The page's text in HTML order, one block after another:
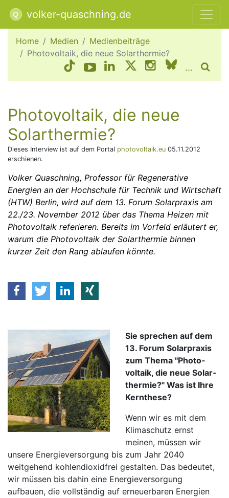
volker-quaschning.de
Home Medien
Medienbeiträge
Photovoltaik, die neue Solarthermie?
...
Photovoltaik, die neue
Solarthermie?
Dieses Inter­view ist auf dem Portal photovoltaik.eu 05.11.2012
erschienen.
Volker Quaschning, Professor für Regenerative
Energien an der Hochschule für Technik und Wirtschaft
(HTW) Berlin, wird auf dem 13. Forum Solarpraxis am
22./23. November 2012 über das Thema Heizen mit
Photovoltaik referieren. Bereits im Vorfeld erläutert er,
warum die Photovoltaik der Solarthermie binnen
kurzer Zeit den Rang ablaufen könnte.
Sie sprechen auf dem
13. Forum Solar­praxis
zum Thema "Photo­
voltaik, die neue Solar­
thermie?" Was ist Ihre
Kern­these?
Wenn wir es mit dem
Klimaschutz ernst
meinen, müssen wir
unsere Energieversorgung bis zum Jahr 2040
weitgehend kohlendioxidfrei gestalten. Das bedeutet,
wir müssen bis dahin eine Energieversorgung
aufbauen, die vollständig auf erneuerbaren Energien